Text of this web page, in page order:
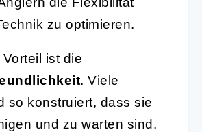
zu optimieren.
ist die
. Viele
so konstruiert, dass sie
und zu warten sind.